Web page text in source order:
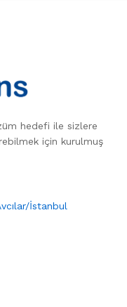
hedefi ile sizlere
için kurulmuş
İstanbul